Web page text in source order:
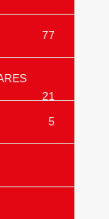
77
21
5